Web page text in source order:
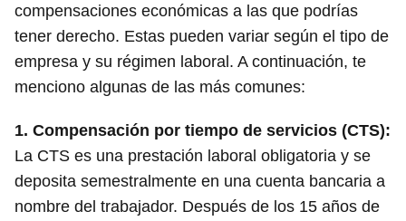
compensaciones económicas a las que podrías
tener derecho. Estas pueden variar según el tipo de
empresa y su régimen laboral. A continuación, te
menciono algunas de las más comunes:
1. Compensación por tiempo de servicios (CTS):
La CTS es una prestación laboral obligatoria y se
deposita semestralmente en una cuenta bancaria a
nombre del trabajador. Después de los 15 años de